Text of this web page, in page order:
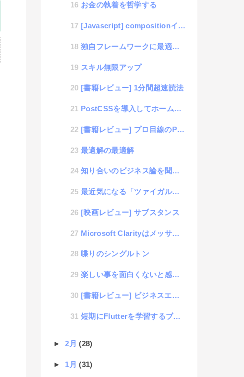
お金の執着を哲学する
[Javascript] compositionイベントを理解する
独自フレームワークに最適なWebサイトのMinimize化処理の決定版 (JS+CSS)
スキル無限アップ
[書籍レビュー] 1分間超速読法
PostCSSを導入してホームページの複数CSSの統合と、minimize化を自動処理する方法
[書籍レビュー] プロ目線のPodcastのつくり方
最適解の最適解
知り合いのビジネス論を聞いて、ダメ思考が理解できた話
最近気になる「ツァイガルニク効果」
[映画レビュー] サブスタンス
Microsoft Clarityはメッサ便利なツール
喋りのシングルトン
楽しい事を面白くないと感じてしまう自分思考
[書籍レビュー] ビジネスエリートの為の！リベラルアーツ哲学
短期にFlutterを学習するブログ STEP10：実務投入と振り返り（最終回）
►2月(28)
► 1月(31)